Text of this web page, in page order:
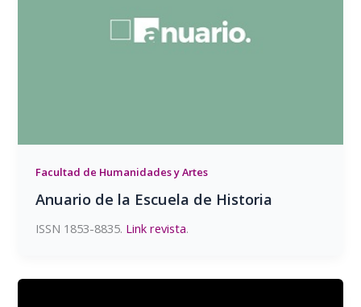
Facultad de Humanidades y Artes
Anuario de la Escuela de Historia
ISSN 1853-8835. Link revista.